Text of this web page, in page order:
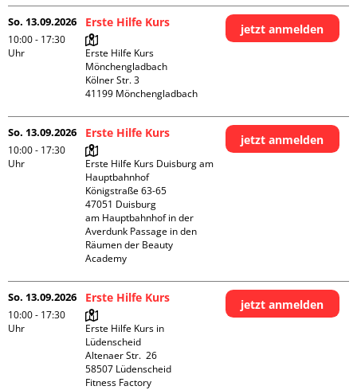
So. 13.09.2026
10:00 - 17:30
Uhr
Erste Hilfe Kurs
Erste Hilfe Kurs
Mönchengladbach
Kölner Str. 3
jetzt anmelden
So. 13.09.2026
10:00 - 17:30
Uhr
Erste Hilfe Kurs
Erste Hilfe Kurs Duisburg am
Hauptbahnhof
Königstraße 63-65
47051 Duisburg
am Hauptbahnhof in der
Averdunk Passage in den
Räumen der Beauty
Academy
jetzt anmelden
So. 13.09.2026
10:00 - 17:30
Uhr
Erste Hilfe Kurs
Erste Hilfe Kurs in
Lüdenscheid
Altenaer Str.  26
58507 Lüdenscheid
Fitness Factory
jetzt anmelden